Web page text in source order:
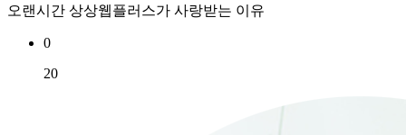
오랜시간 상상웹플러스가 사랑받는 이유
0
20